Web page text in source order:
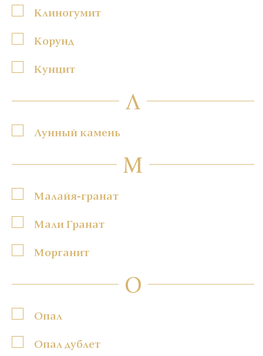
Клиногумит
Корунд
Кунцит
Л
Лунный камень
М
Малайя-гранат
Мали Гранат
Морганит
О
Опал
Опал дублет